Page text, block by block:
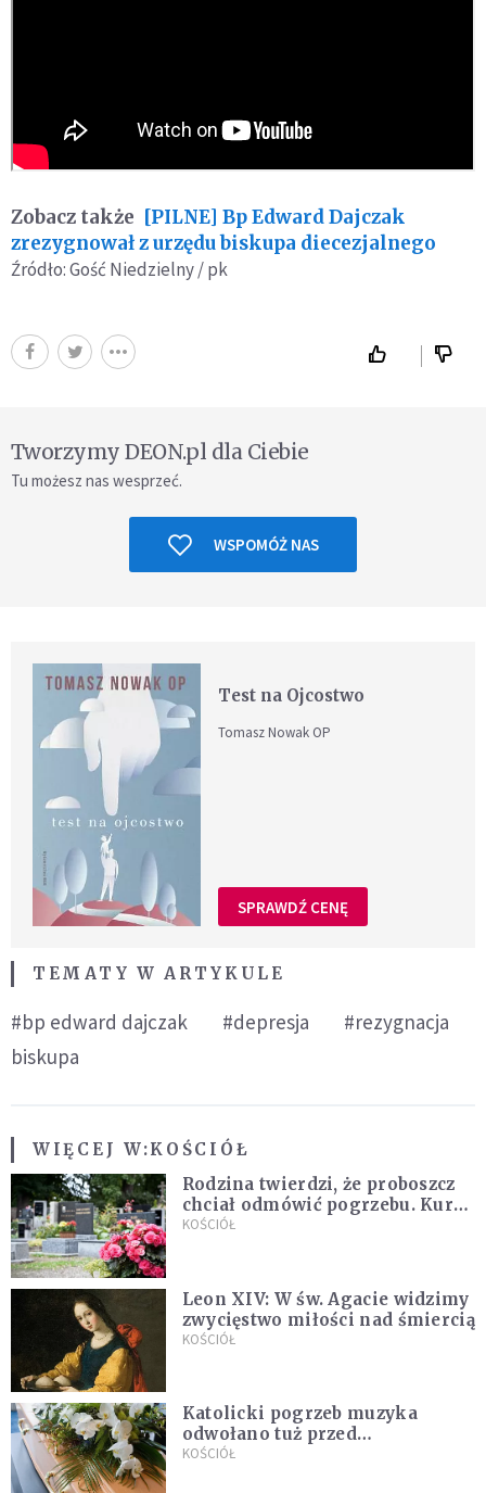
Zobacz także [PILNE] Bp Edward Dajczak
zrezygnował z urzędu biskupa diecezjalnego
Źródło: Gość Niedzielny / pk
Tworzymy DEON.pl dla Ciebie
Tu możesz nas wesprzeć.
WSPOMÓŻ NAS
Test na Ojcostwo
Tomasz Nowak OP
SPRAWDŹ CENĘ
TEMATY W ARTYKULE
#bp edward dajczak #depresja
#rezygnacja
biskupa
WIĘCEJ W:KOŚCIÓŁ
Rodzina twierdzi, że proboszcz
chciał odmówić pogrzebu. Kuria
zapowiada wyjaśnienia
KOŚCIÓŁ
Leon XIV: W św. Agacie widzimy
zwycięstwo miłości nad śmiercią
KOŚCIÓŁ
Katolicki pogrzeb muzyka
odwołano tuż przed
uroczystością. Powodem była
KOŚCIÓŁ